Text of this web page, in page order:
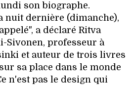
DÉCO
& LOISIRS
son biographe.
nuit dernière (dimanche),
a déclaré Ritva
Sivonen, professeur à
et auteur de trois livres
sa place dans le monde
n'est pas le design qui